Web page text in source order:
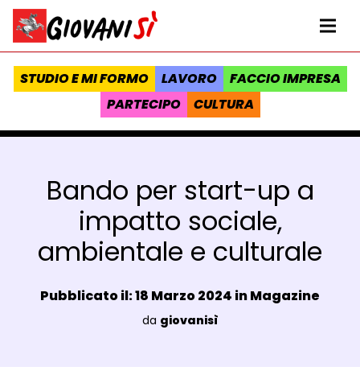
Vai al contenuto
Homepage Giovanisì - Progetto della Regione Toscana
STUDIO E MI FORMO LAVORO
FACCIO IMPRESA
PARTECIPO
CULTURA
Bando per start-up a
impatto sociale,
ambientale e culturale
Data e ora:
Pubblicato il: 18 Marzo 2024 inMagazine
Luogo:
da giovanisì